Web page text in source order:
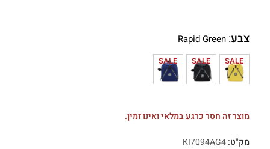
צבע:
Rapid Green
SALE
SALE
SALE
מוצר זה חסר כרגע במלאי ואינו זמין.
מק"ט:KI7094AG4